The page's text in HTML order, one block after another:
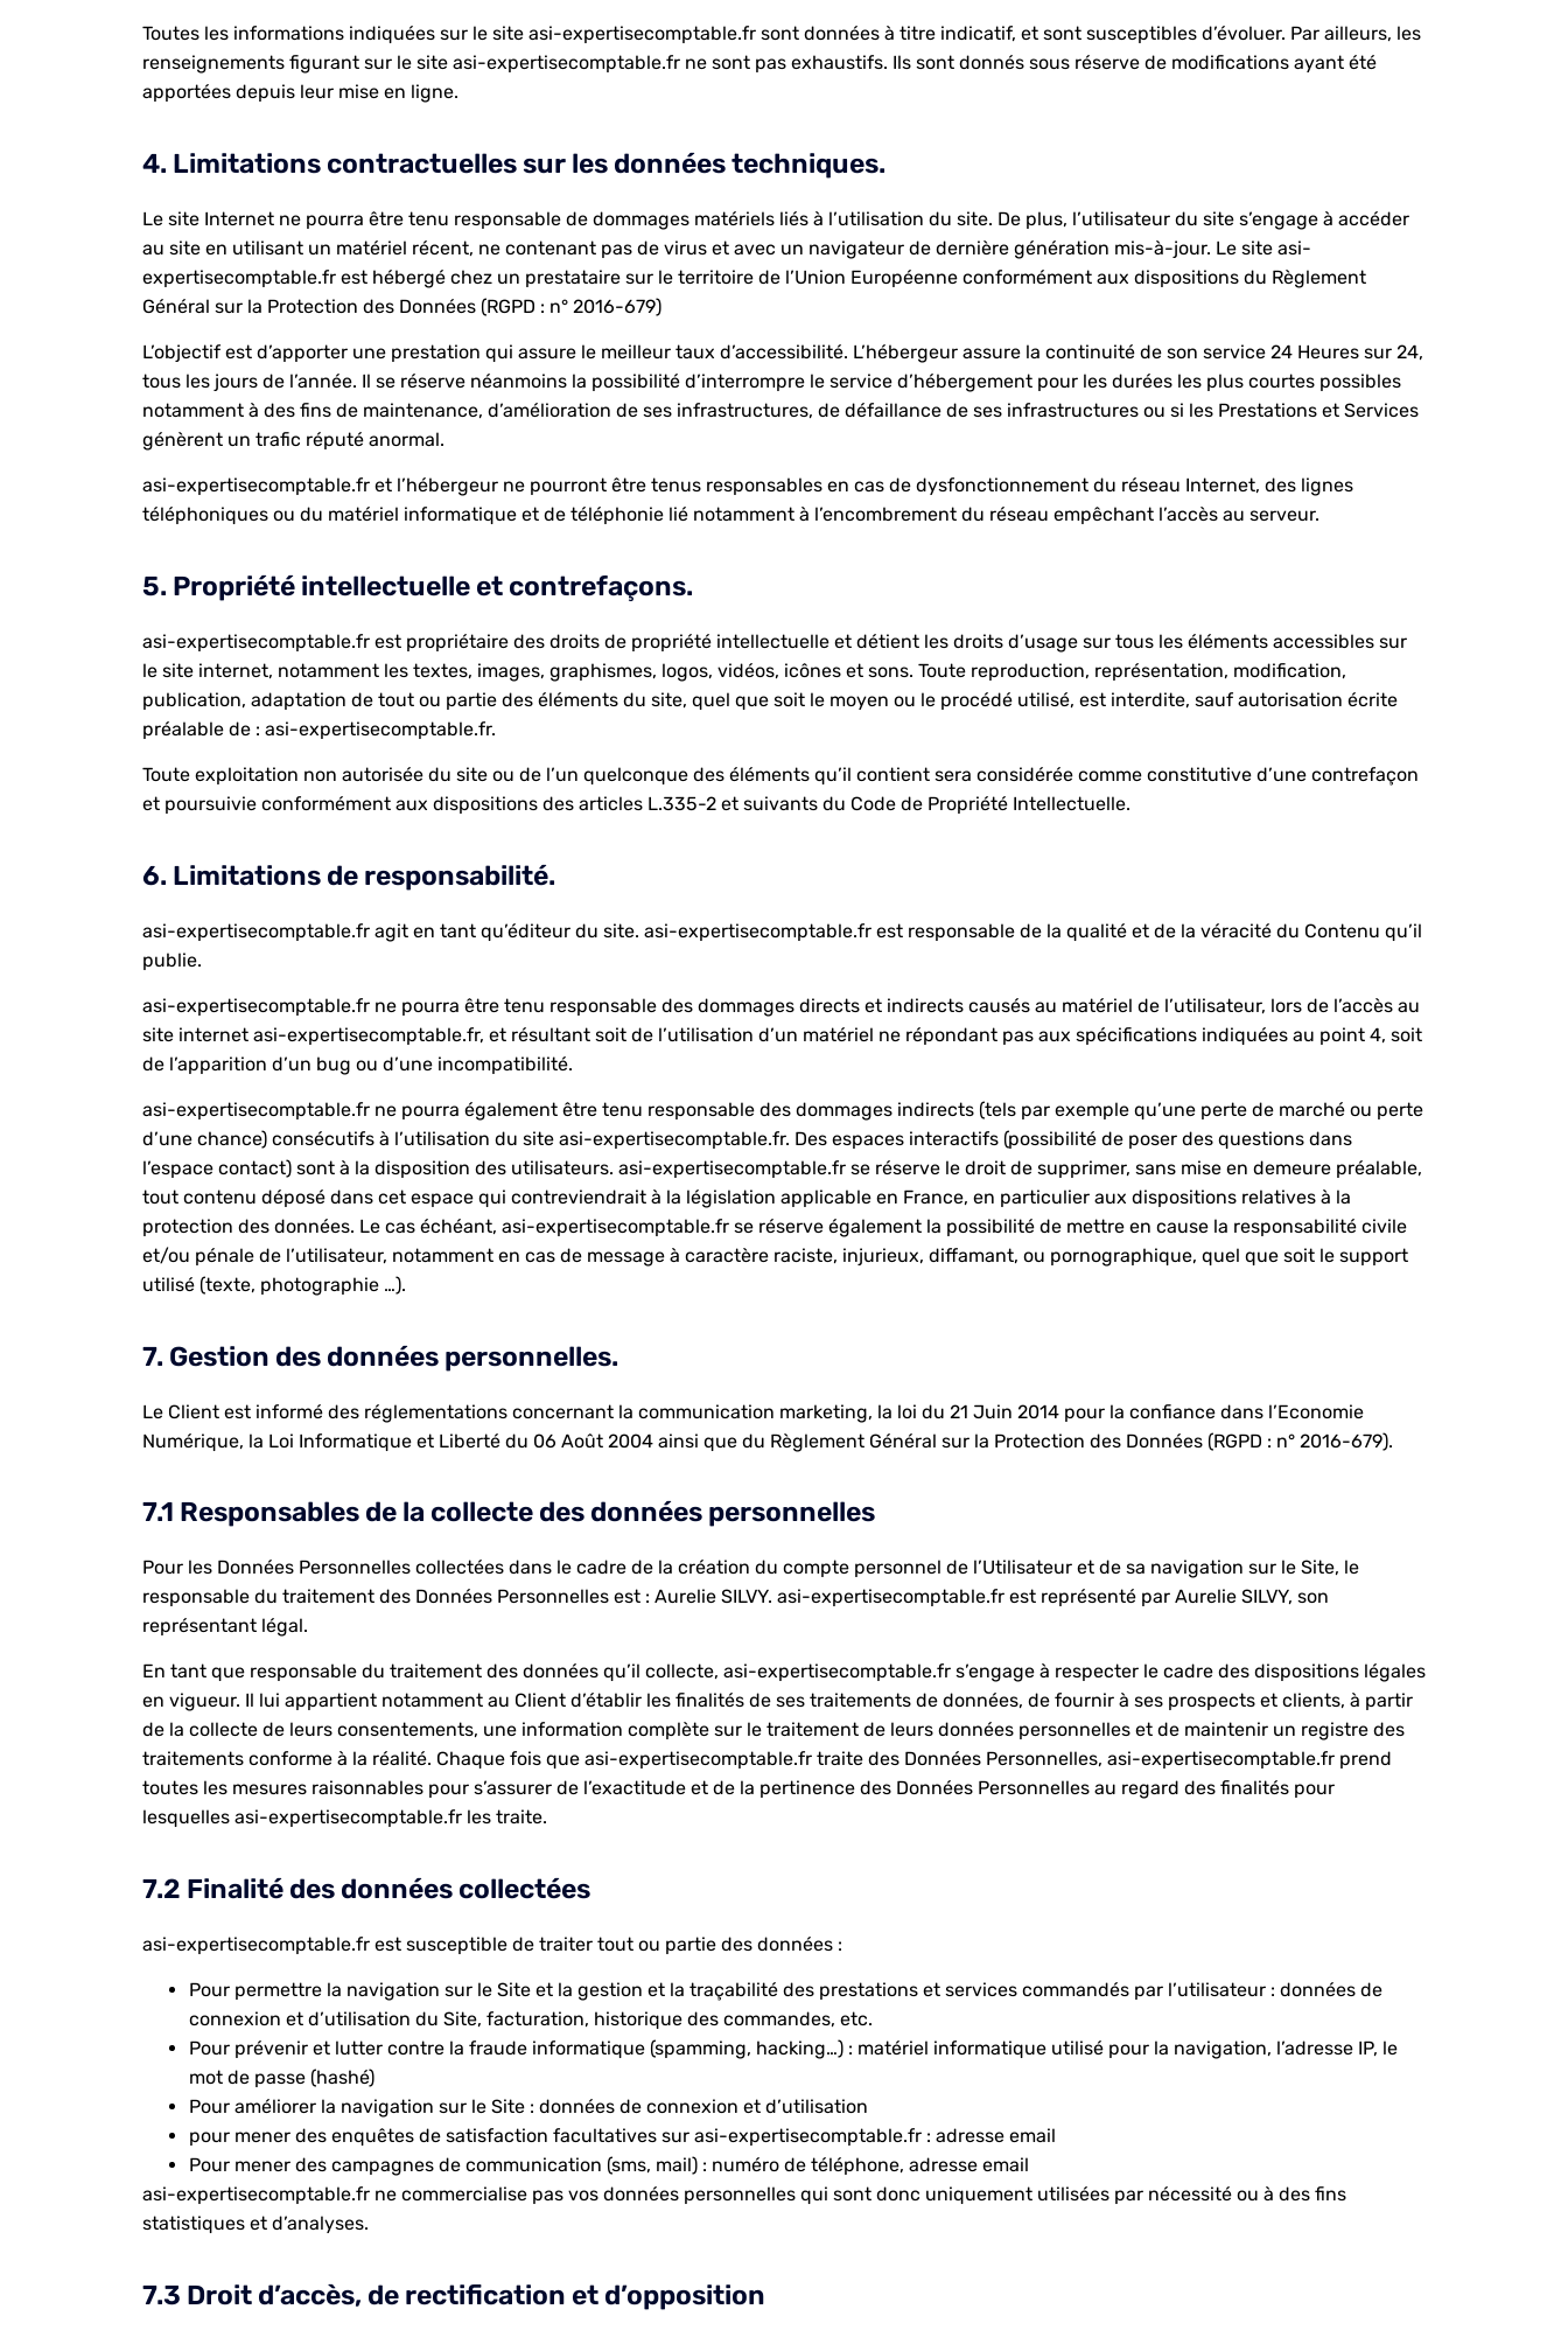
Toutes les informations indiquées sur le site asi-expertisecomptable.fr sont données à titre indicatif, et sont susceptibles d’évoluer. Par ailleurs, les
renseignements figurant sur le site asi-expertisecomptable.fr ne sont pas exhaustifs. Ils sont donnés sous réserve de modifications ayant été
apportées depuis leur mise en ligne.
4. Limitations contractuelles sur les données techniques.
Le site Internet ne pourra être tenu responsable de dommages matériels liés à l’utilisation du site. De plus, l’utilisateur du site s’engage à accéder
au site en utilisant un matériel récent, ne contenant pas de virus et avec un navigateur de dernière génération mis-à-jour. Le site asi-
expertisecomptable.fr est hébergé chez un prestataire sur le territoire de l’Union Européenne conformément aux dispositions du Règlement
Général sur la Protection des Données (RGPD : n° 2016-679)
L’objectif est d’apporter une prestation qui assure le meilleur taux d’accessibilité. L’hébergeur assure la continuité de son service 24 Heures sur 24,
tous les jours de l’année. Il se réserve néanmoins la possibilité d’interrompre le service d’hébergement pour les durées les plus courtes possibles
notamment à des fins de maintenance, d’amélioration de ses infrastructures, de défaillance de ses infrastructures ou si les Prestations et Services
génèrent un trafic réputé anormal.
asi-expertisecomptable.fr et l’hébergeur ne pourront être tenus responsables en cas de dysfonctionnement du réseau Internet, des lignes
téléphoniques ou du matériel informatique et de téléphonie lié notamment à l’encombrement du réseau empêchant l’accès au serveur.
5. Propriété intellectuelle et contrefaçons.
asi-expertisecomptable.fr est propriétaire des droits de propriété intellectuelle et détient les droits d’usage sur tous les éléments accessibles sur
le site internet, notamment les textes, images, graphismes, logos, vidéos, icônes et sons. Toute reproduction, représentation, modification,
publication, adaptation de tout ou partie des éléments du site, quel que soit le moyen ou le procédé utilisé, est interdite, sauf autorisation écrite
préalable de : asi-expertisecomptable.fr.
Toute exploitation non autorisée du site ou de l’un quelconque des éléments qu’il contient sera considérée comme constitutive d’une contrefaçon
et poursuivie conformément aux dispositions des articles L.335-2 et suivants du Code de Propriété Intellectuelle.
6. Limitations de responsabilité.
asi-expertisecomptable.fr agit en tant qu’éditeur du site. asi-expertisecomptable.fr est responsable de la qualité et de la véracité du Contenu qu’il
publie.
asi-expertisecomptable.fr ne pourra être tenu responsable des dommages directs et indirects causés au matériel de l’utilisateur, lors de l’accès au
site internet asi-expertisecomptable.fr, et résultant soit de l’utilisation d’un matériel ne répondant pas aux spécifications indiquées au point 4, soit
de l’apparition d’un bug ou d’une incompatibilité.
asi-expertisecomptable.fr ne pourra également être tenu responsable des dommages indirects (tels par exemple qu’une perte de marché ou perte
d’une chance) consécutifs à l’utilisation du site asi-expertisecomptable.fr. Des espaces interactifs (possibilité de poser des questions dans
l’espace contact) sont à la disposition des utilisateurs. asi-expertisecomptable.fr se réserve le droit de supprimer, sans mise en demeure préalable,
tout contenu déposé dans cet espace qui contreviendrait à la législation applicable en France, en particulier aux dispositions relatives à la
protection des données. Le cas échéant, asi-expertisecomptable.fr se réserve également la possibilité de mettre en cause la responsabilité civile
et/ou pénale de l’utilisateur, notamment en cas de message à caractère raciste, injurieux, diffamant, ou pornographique, quel que soit le support
utilisé (texte, photographie …).
7. Gestion des données personnelles.
Le Client est informé des réglementations concernant la communication marketing, la loi du 21 Juin 2014 pour la confiance dans l’Economie
Numérique, la Loi Informatique et Liberté du 06 Août 2004 ainsi que du Règlement Général sur la Protection des Données (RGPD : n° 2016-679).
7.1 Responsables de la collecte des données personnelles
Pour les Données Personnelles collectées dans le cadre de la création du compte personnel de l’Utilisateur et de sa navigation sur le Site, le
responsable du traitement des Données Personnelles est : Aurelie SILVY. asi-expertisecomptable.fr est représenté par Aurelie SILVY, son
représentant légal.
En tant que responsable du traitement des données qu’il collecte, asi-expertisecomptable.fr s’engage à respecter le cadre des dispositions légales
en vigueur. Il lui appartient notamment au Client d’établir les finalités de ses traitements de données, de fournir à ses prospects et clients, à partir
de la collecte de leurs consentements, une information complète sur le traitement de leurs données personnelles et de maintenir un registre des
traitements conforme à la réalité. Chaque fois que asi-expertisecomptable.fr traite des Données Personnelles, asi-expertisecomptable.fr prend
toutes les mesures raisonnables pour s’assurer de l’exactitude et de la pertinence des Données Personnelles au regard des finalités pour
lesquelles asi-expertisecomptable.fr les traite.
7.2 Finalité des données collectées
asi-expertisecomptable.fr est susceptible de traiter tout ou partie des données :
Pour permettre la navigation sur le Site et la gestion et la traçabilité des prestations et services commandés par l’utilisateur : données de
connexion et d’utilisation du Site, facturation, historique des commandes, etc.
Pour prévenir et lutter contre la fraude informatique (spamming, hacking…) : matériel informatique utilisé pour la navigation, l’adresse IP, le
mot de passe (hashé)
Pour améliorer la navigation sur le Site : données de connexion et d’utilisation
pour mener des enquêtes de satisfaction facultatives sur asi-expertisecomptable.fr : adresse email
Pour mener des campagnes de communication (sms, mail) : numéro de téléphone, adresse email
asi-expertisecomptable.fr ne commercialise pas vos données personnelles qui sont donc uniquement utilisées par nécessité ou à des fins
statistiques et d’analyses.
7.3 Droit d’accès, de rectification et d’opposition